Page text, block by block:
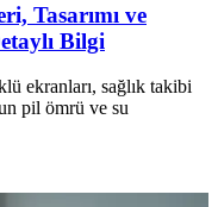
Tasarımı ve
Bilgi
ekranları, sağlık takibi
pil ömrü ve su